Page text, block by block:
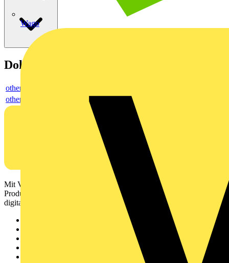
Wago
Dokumente
others
others
Mit Voltimum erhalten Elektrofachkräfte Zugang zu Branchennews,
Produktinformationen, Schulungen und Tools – alles auf einer
digitalen Plattform und Community.